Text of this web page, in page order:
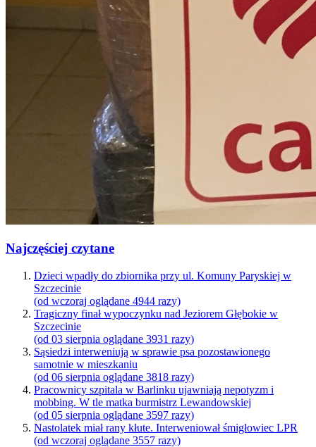
Najczęściej czytane
Dzieci wpadły do zbiornika przy ul. Komuny Paryskiej w
Szczecinie
(od wczoraj oglądane 4944 razy)
Tragiczny finał wypoczynku nad Jeziorem Głębokie w
Szczecinie
(od 03 sierpnia oglądane 3931 razy)
Sąsiedzi interweniują w sprawie psa pozostawionego
samotnie w mieszkaniu
(od 06 sierpnia oglądane 3818 razy)
Pracownicy szpitala w Barlinku ujawniają nepotyzm i
mobbing. W tle matka burmistrz Lewandowskiej
(od 05 sierpnia oglądane 3597 razy)
Nastolatek miał rany kłute. Interweniował śmigłowiec LPR
(od wczoraj oglądane 3557 razy)